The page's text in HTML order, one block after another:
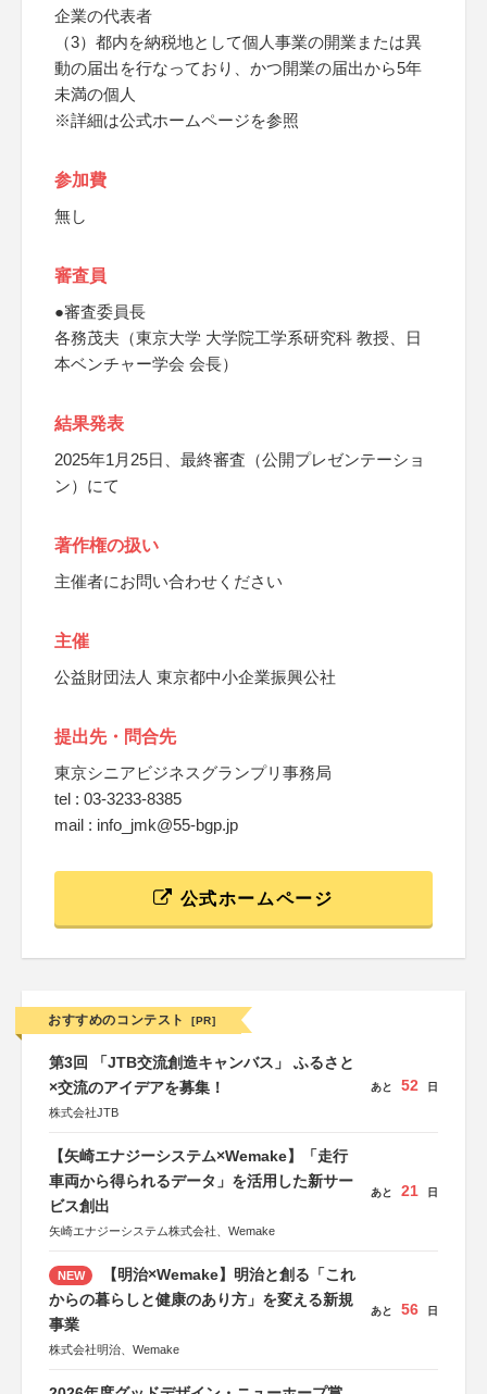
企業の代表者
（3）都内を納税地として個人事業の開業または異
動の届出を行なっており、かつ開業の届出から5年
未満の個人
※詳細は公式ホームページを参照
参加費
無し
審査員
●審査委員長
各務茂夫（東京大学 大学院工学系研究科 教授、日
本ベンチャー学会 会長）
結果発表
2025年1月25日、最終審査（公開プレゼンテーショ
ン）にて
著作権の扱い
主催者にお問い合わせください
主催
公益財団法人 東京都中小企業振興公社
提出先・問合先
東京シニアビジネスグランプリ事務局
tel : 03-3233-8385
mail : info_jmk@55-bgp.jp
公式ホームページ
おすすめのコンテスト [PR]
第3回 「JTB交流創造キャンバス」 ふるさと
×交流のアイデアを募集！
株式会社JTB
あと 52 日
【矢崎エナジーシステム×Wemake】「走行
車両から得られるデータ」を活用した新サー
ビス創出
矢崎エナジーシステム株式会社、Wemake
あと 21 日
NEW
【明治×Wemake】明治と創る「これ
からの暮らしと健康のあり方」を変える新規
事業
株式会社明治、Wemake
あと 56 日